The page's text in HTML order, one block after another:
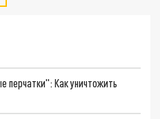
перчатки": Как уничтожить